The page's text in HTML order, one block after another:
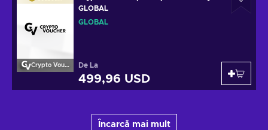
Crypto Voucher
GLOBAL
GLOBAL
De La
499,96 USD
Încarcă mai mult